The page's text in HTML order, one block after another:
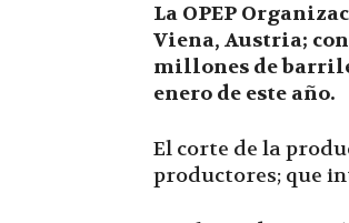
La OPEP
Viena, Austria;
millones de
enero de este año.
El corte de la
productores; que